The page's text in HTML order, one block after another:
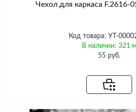
Чехол для каркаса F.2616-
Код товара: УТ-
В наличии: 321 м
55 руб.